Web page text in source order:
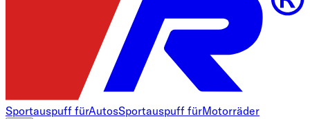
Sportauspuff fürAutosSportauspuff fürMotorräder